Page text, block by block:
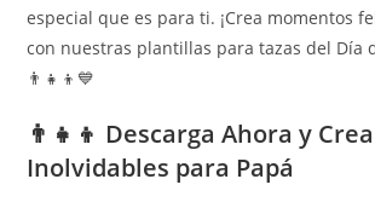
especial que es para ti. ¡Crea momentos
con nuestras plantillas para tazas del Día
👨‍👧‍👦💙
👨‍👧‍👦 Descarga Ahora y
Inolvidables para Papá